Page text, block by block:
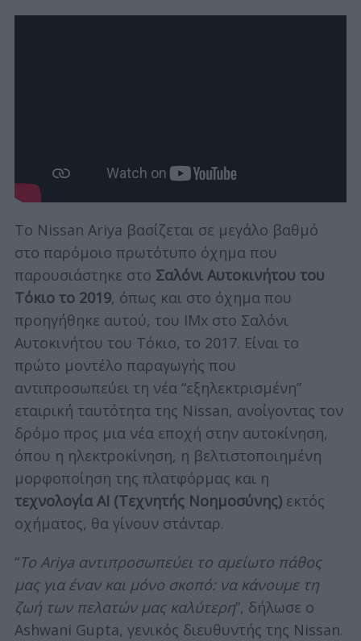
Το Nissan Ariya βασίζεται σε μεγάλο βαθμό
στο παρόμοιο πρωτότυπο όχημα που
παρουσιάστηκε στο Σαλόνι Αυτοκινήτου του
Τόκιο το 2019, όπως και στο όχημα που
προηγήθηκε αυτού, του IMx στο Σαλόνι
Αυτοκινήτου του Τόκιο, το 2017. Είναι το
πρώτο μοντέλο παραγωγής που
αντιπροσωπεύει τη νέα “εξηλεκτρισμένη”
εταιρική ταυτότητα της Nissan, ανοίγοντας τον
δρόμο προς μια νέα εποχή στην αυτοκίνηση,
όπου η ηλεκτροκίνηση, η βελτιστοποιημένη
μορφοποίηση της πλατφόρμας και η
τεχνολογία AI (Τεχνητής Νοημοσύνης)εκτός
οχήματος, θα γίνουν στάνταρ.
“Το Ariya αντιπροσωπεύει το αμείωτο πάθος
μας για έναν και μόνο σκοπό: να κάνουμε τη
ζωή των πελατών μας καλύτερη”, δήλωσε ο
Ashwani Gupta, γενικός διευθυντής της Nissan.